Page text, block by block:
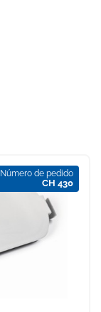
Número de pedido
CH 430